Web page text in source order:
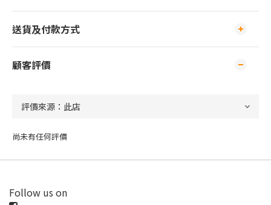
送貨及付款方式
顧客評價
尚未有任何評價
Follow us on